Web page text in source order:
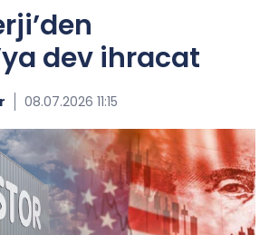
dev ihracat
08.07.2026 11:15